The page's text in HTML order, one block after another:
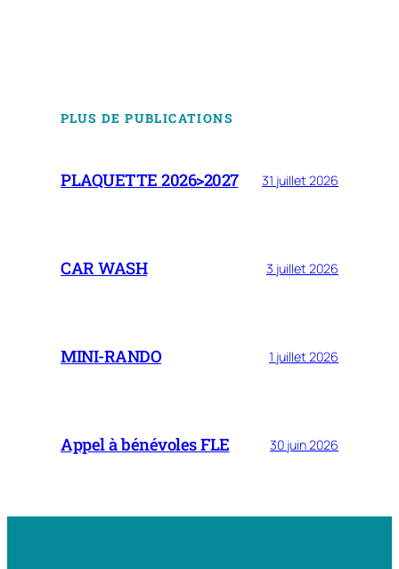
PLUS DE PUBLICATIONS
PLAQUETTE 2026>2027 31 juillet 2026
CAR WASH 3 juillet 2026
MINI-RANDO 1 juillet 2026
Appel à bénévoles FLE 30 juin 2026